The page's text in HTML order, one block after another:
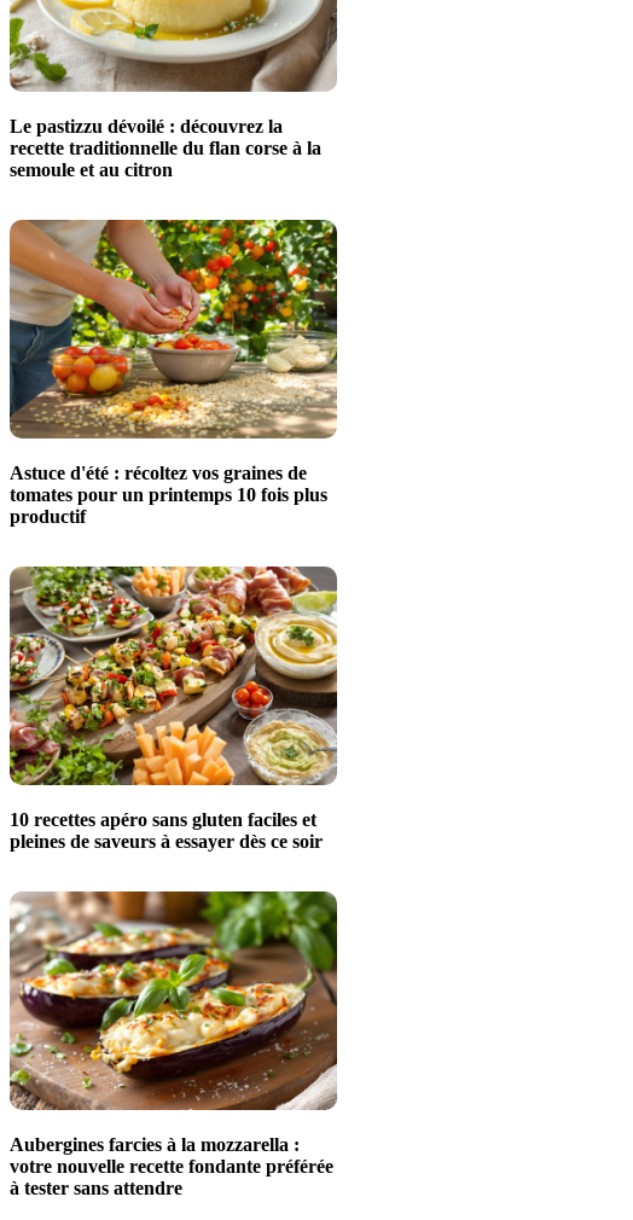
Le pastizzu dévoilé : découvrez la
recette traditionnelle du flan corse à la
semoule et au citron
Astuce d'été : récoltez vos graines de
tomates pour un printemps 10 fois plus
productif
10 recettes apéro sans gluten faciles et
pleines de saveurs à essayer dès ce soir
Aubergines farcies à la mozzarella :
votre nouvelle recette fondante préférée
à tester sans attendre